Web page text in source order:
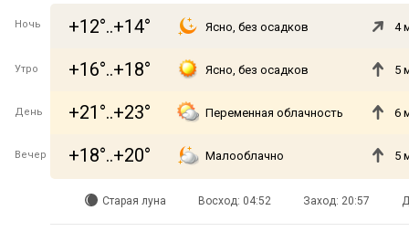
Ночь +12°..+14° Ясно, без осадков 4
Утро +16°..+18° Ясно, без осадков 5
День +21°..+23° Переменная облачность 6
Вечер +18°..+20° Малооблачно 5
Старая луна Восход: 04:52 Заход: 20:57